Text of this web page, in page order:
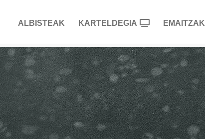
ALBISTEAK KARTELDEGIA EMAITZAK